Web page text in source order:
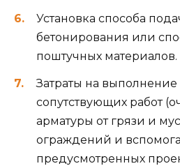
Установка способа
бетонирования или
поштучных материалов.
Затраты на
сопутствующих работ
арматуры от грязи и
ограждений и
предусмотренных